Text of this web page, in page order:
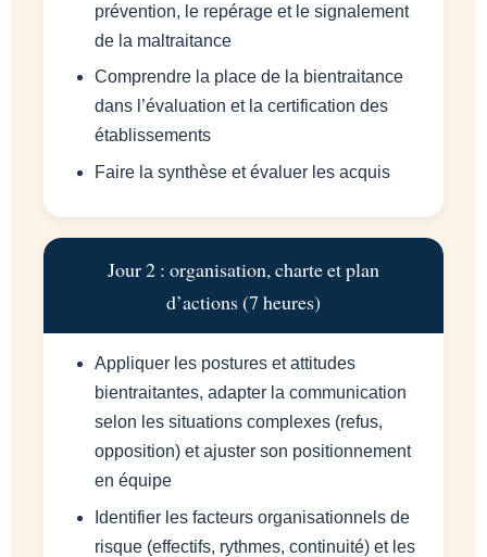
prévention, le repérage et le signalement
de la maltraitance
Comprendre la place de la bientraitance
dans l’évaluation et la certification des
établissements
Faire la synthèse et évaluer les acquis
Jour 2 : organisation, charte et plan
d’actions (7 heures)
Appliquer les postures et attitudes
bientraitantes, adapter la communication
selon les situations complexes (refus,
opposition) et ajuster son positionnement
en équipe
Identifier les facteurs organisationnels de
risque (effectifs, rythmes, continuité) et les